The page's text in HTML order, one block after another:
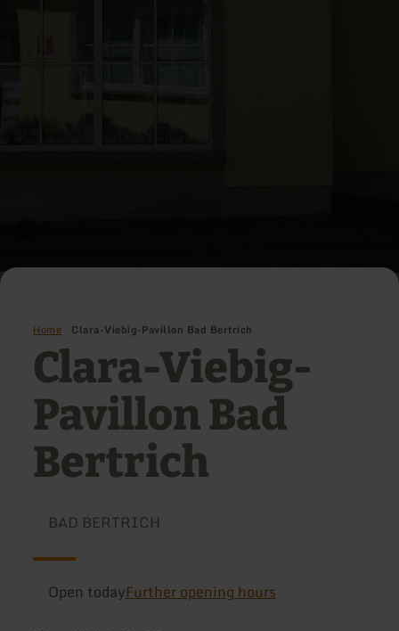
Home Clara-Viebig-Pavillon Bad Bertrich
Clara-Viebig-
Pavillon Bad
Bertrich
BAD BERTRICH
Open todayFurther opening hours